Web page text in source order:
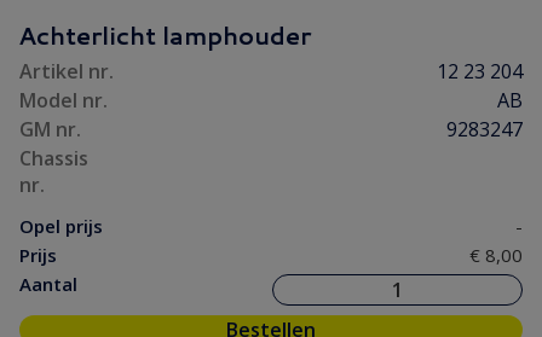
Motor/ Koppeling(113)
Motorpakking/ Keerring
Ontsteking
Remmen/ Wielen
Ruiten/ Rubbers
Vooras/ Stuurinrichting(28)
Achterlicht lamphouder
Artikel nr.
12 23 204
Model nr.
AB
GM nr.
9283247
Chassis
nr.
Opel prijs
-
Prijs
€ 8,00
Aantal
Bestellen